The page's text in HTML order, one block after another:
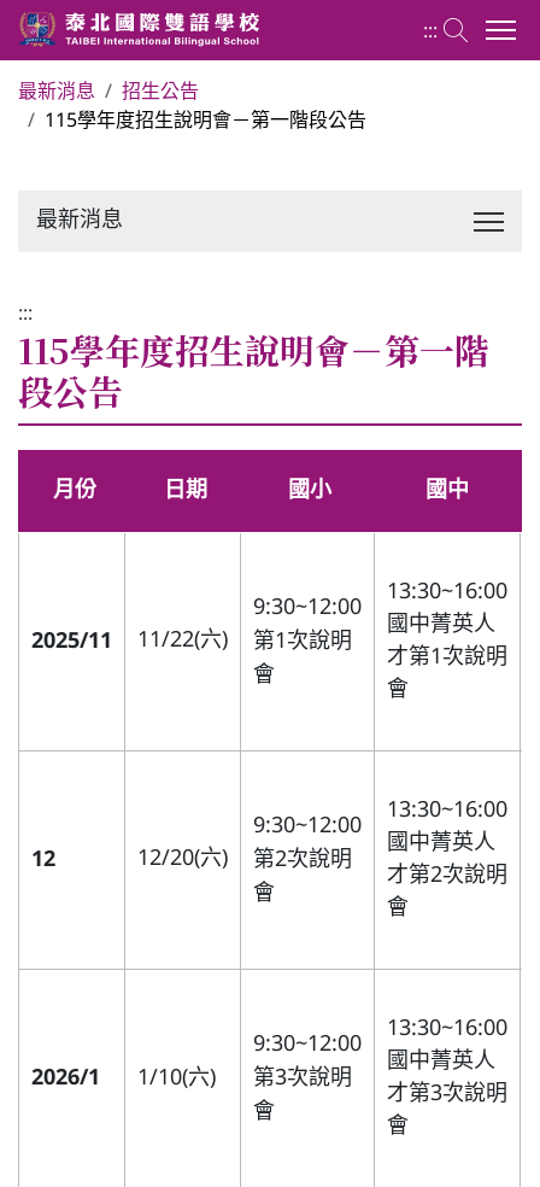
最新消息
招生公告
115學年度招生說明會－第一階段公告
最新消息
:::
115學年度招生說明會－第一階
段公告
月份 日期 國小 國中
2025/11 11/22(六)
9:30~12:00
第1次說明
會
13:30~16:00
國中菁英人
才第1次說明
會
12 12/20(六)
9:30~12:00
第2次說明
會
13:30~16:00
國中菁英人
才第2次說明
會
2026/1 1/10(六)
9:30~12:00
第3次說明
會
13:30~16:00
國中菁英人
才第3次說明
會
:::
關於泰北
行事曆
雙語國中部